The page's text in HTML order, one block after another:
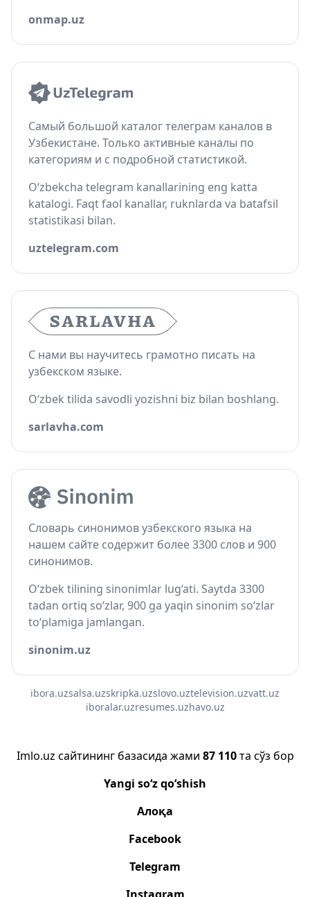
onmap.uz
Самый большой каталог телеграм каналов в
Узбекистане. Только активные каналы по
категориям и с подробной статистикой.
O‘zbekcha telegram kanallarining eng katta
katalogi. Faqt faol kanallar, ruknlarda va batafsil
statistikasi bilan.
uztelegram.com
С нами вы научитесь грамотно писать на
узбекском языке.
O‘zbek tilida savodli yozishni biz bilan boshlang.
sarlavha.com
Словарь синонимов узбекского языка на
нашем сайте содержит более 3300 слов и 900
синонимов.
O‘zbek tilining sinonimlar lug‘ati. Saytda 3300
tadan ortiq so‘zlar, 900 ga yaqin sinonim so‘zlar
to‘plamiga jamlangan.
sinonim.uz
ibora.uzsalsa.uzskripka.uzslovo.uztelevision.uzvatt.uz
iboralar.uzresumes.uzhavo.uz
Imlo.uz сайтининг базасида жами 87 110та сўз бор
Yangi so‘z qo‘shish
Алоқа
Facebook
Telegram